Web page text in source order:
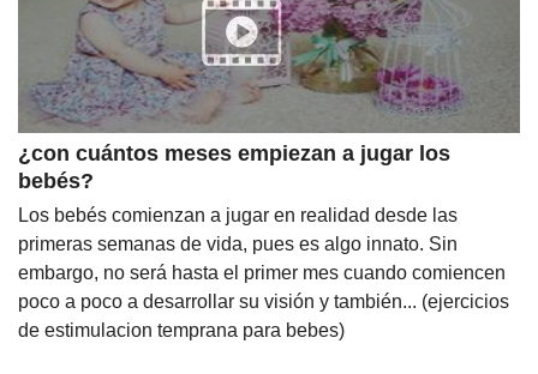
¿con cuántos meses empiezan a jugar los
bebés?
Los bebés comienzan a jugar en realidad desde las
primeras semanas de vida, pues es algo innato. Sin
embargo, no será hasta el primer mes cuando comiencen
poco a poco a desarrollar su visión y también... (ejercicios
de estimulacion temprana para bebes)